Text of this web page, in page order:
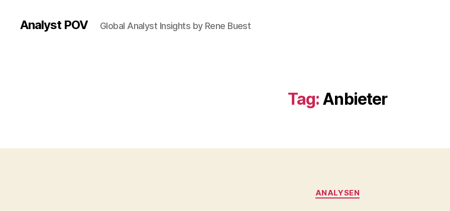
Analyst POV Global Analyst Insights by Rene Buest
Tag: Anbieter
Categories
ANALYSEN